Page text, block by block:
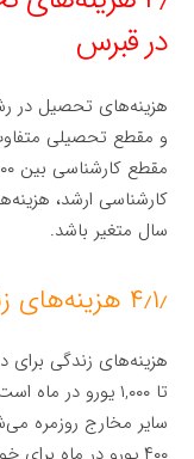
در قبرس
هزینه‌های تحصیل در
و مقطع تحصیلی
سال متغیر باشد.
۴٫۱٫ هزینه‌های زندگی در قبرس
تا ۱,۰۰۰ یورو